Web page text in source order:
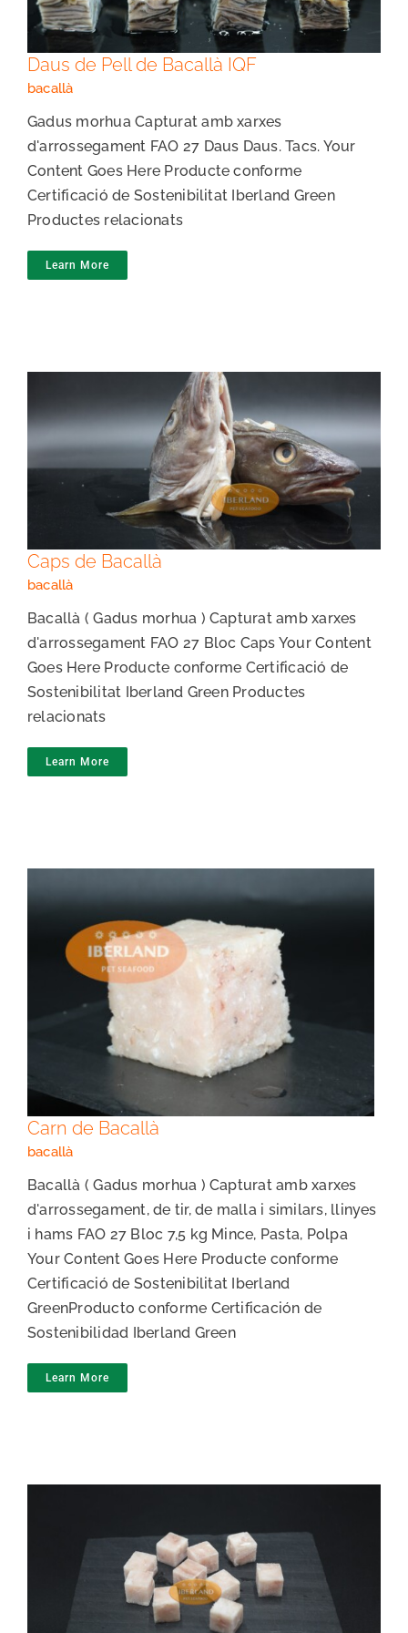
Daus de Pell de Bacallà IQF
bacallà
Gadus morhua Capturat amb xarxes
d'arrossegament FAO 27 Daus Daus. Tacs. Your
Content Goes Here Producte conforme
Certificació de Sostenibilitat Iberland Green
Productes relacionats
Learn More
Caps de Bacallà
Caps de Bacallà
bacallà
Bacallà ( Gadus morhua ) Capturat amb xarxes
d'arrossegament FAO 27 Bloc Caps Your Content
Goes Here Producte conforme Certificació de
Sostenibilitat Iberland Green Productes
relacionats
Learn More
Carn de Bacallà
Carn de Bacallà
bacallà
Bacallà ( Gadus morhua ) Capturat amb xarxes
d'arrossegament, de tir, de malla i similars, llinyes
i hams FAO 27 Bloc 7,5 kg Mince, Pasta, Polpa
Your Content Goes Here Producte conforme
Certificació de Sostenibilitat Iberland
GreenProducto conforme Certificación de
Sostenibilidad Iberland Green
Learn More
Daus i toppings de Bacallà IQF